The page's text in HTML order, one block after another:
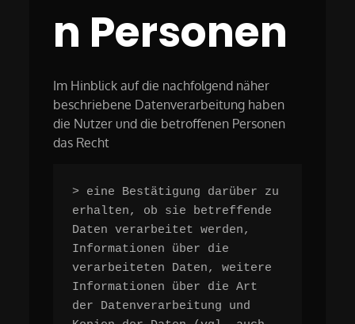
n Personen
Im Hinblick auf die nachfolgend näher
beschriebene Datenverarbeitung haben
die Nutzer und die betroffenen Personen
das Recht
> eine Bestätigung darüber zu
erhalten, ob sie betreffende
Daten verarbeitet werden,
Informationen über die
verarbeiteten Daten, weitere
Informationen über die Art
der Datenverarbeitung und